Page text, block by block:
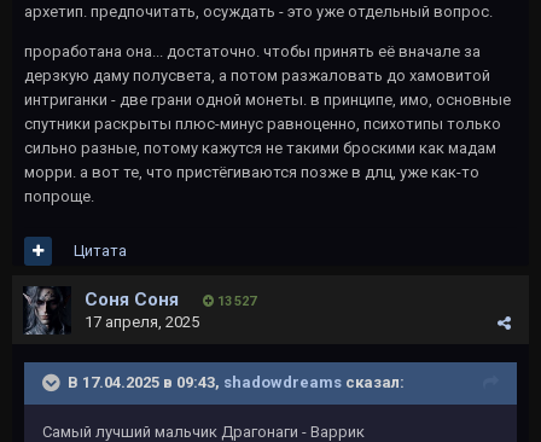
архетип. предпочитать, осуждать - это уже отдельный вопрос.
проработана она... достаточно. чтобы принять её вначале за
дерзкую даму полусвета, а потом разжаловать до хамовитой
интриганки - две грани одной монеты. в принципе, имо, основные
спутники раскрыты плюс-минус равноценно, психотипы только
сильно разные, потому кажутся не такими броскими как мадам
морри. а вот те, что пристёгиваются позже в длц, уже как-то
попроще.
Цитата
Соня Соня 13 527
17 апреля, 2025
В 17.04.2025 в 09:43, shadowdreams сказал:
Самый лучший мальчик Драгонаги - Варрик